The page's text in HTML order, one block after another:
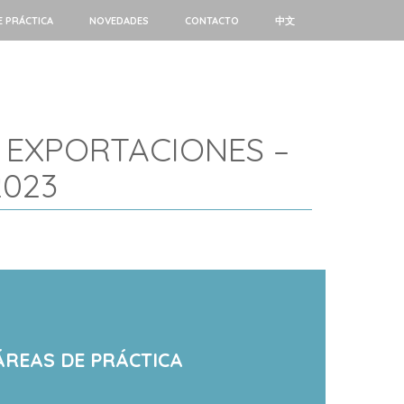
PRÁCTICA NOVEDADES CONTACTO 中文
–
DE PRÁCTICA